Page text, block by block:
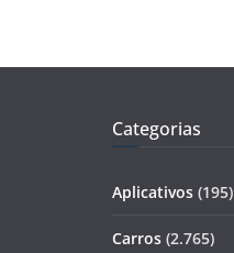
Categorias
Aplicativos (195)
Carros (2.765)